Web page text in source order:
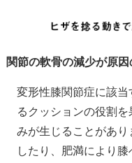
関節の軟骨の減少が原因
変形性膝関節症に該
るクッションの役割
みが生じることがあ
したり、肥満により